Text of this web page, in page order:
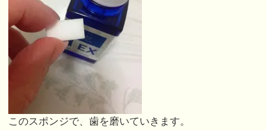
このスポンジで、歯を磨いていきます。